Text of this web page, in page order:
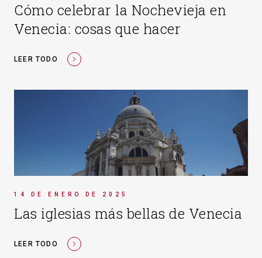
Cómo celebrar la Nochevieja en
Venecia: cosas que hacer
LEER TODO
14 DE ENERO DE 2025
Las iglesias más bellas de Venecia
LEER TODO